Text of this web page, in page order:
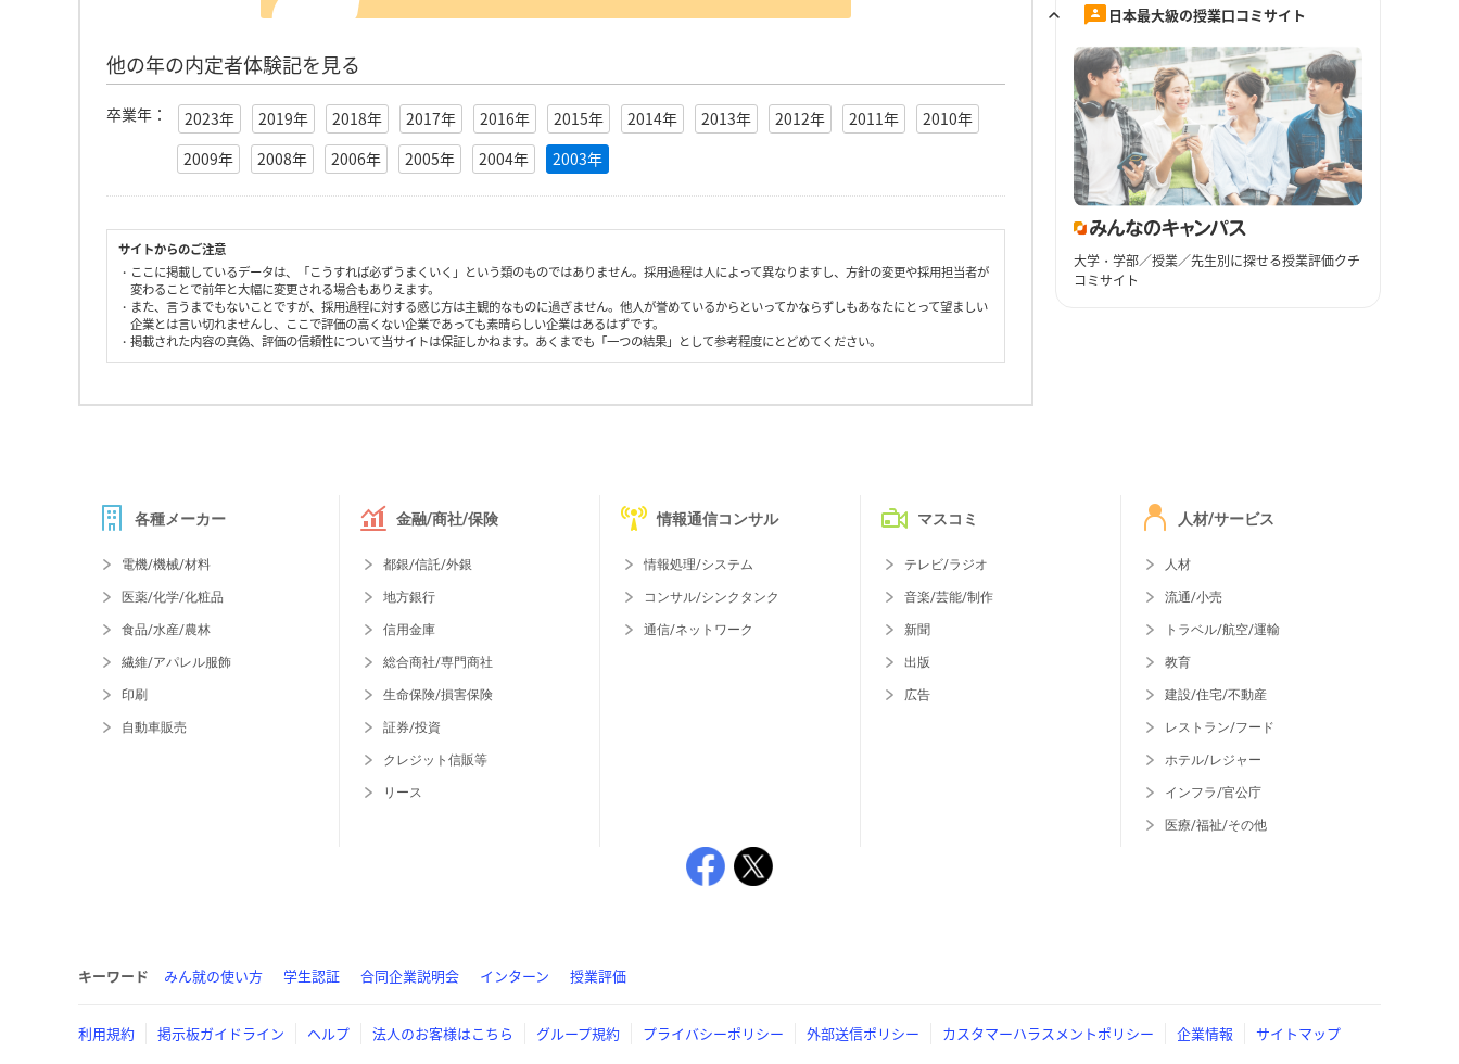
他の年の内定者体験記を見る
卒業年： 2023年 2019年 2018年 2017年 2016年 2015年 2014年 2013年 2012年 2011年
2010年
2009年
2008年 2006年 2005年 2004年 2003年
サイトからのご注意
・ここに掲載しているデータは、「こうすれば必ずうまくいく」という類のものではありません。採用過程は人によって異なりますし、方針の変更や採用担当者が
変わることで前年と大幅に変更される場合もありえます。
・また、言うまでもないことですが、採用過程に対する感じ方は主観的なものに過ぎません。他人が誉めているからといってかならずしもあなたにとって望ましい
企業とは言い切れませんし、ここで評価の高くない企業であっても素晴らしい企業はあるはずです。
・掲載された内容の真偽、評価の信頼性について当サイトは保証しかねます。あくまでも「一つの結果」として参考程度にとどめてください。
日本最大級の授業口コミサイト
大学・学部／授業／先生別に探せる授業評価クチ
コミサイト
各種メーカー
電機/機械/材料
医薬/化学/化粧品
食品/水産/農林
繊維/アパレル服飾
印刷
自動車販売
金融/商社/保険
都銀/信託/外銀
地方銀行
信用金庫
総合商社/専門商社
生命保険/損害保険
証券/投資
クレジット信販等
リース
情報通信コンサル
情報処理/システム
コンサル/シンクタンク
通信/ネットワーク
マスコミ
テレビ/ラジオ
音楽/芸能/制作
新聞
出版
広告
人材/サービス
人材
流通/小売
トラベル/航空/運輸
教育
建設/住宅/不動産
レストラン/フード
ホテル/レジャー
インフラ/官公庁
医療/福祉/その他
キーワード みん就の使い方 学生認証 合同企業説明会 インターン 授業評価
利用規約 掲示板ガイドライン ヘルプ 法人のお客様はこちら グループ規約 プライバシーポリシー 外部送信ポリシー カスタマーハラスメントポリシー 企業情報 サイトマップ